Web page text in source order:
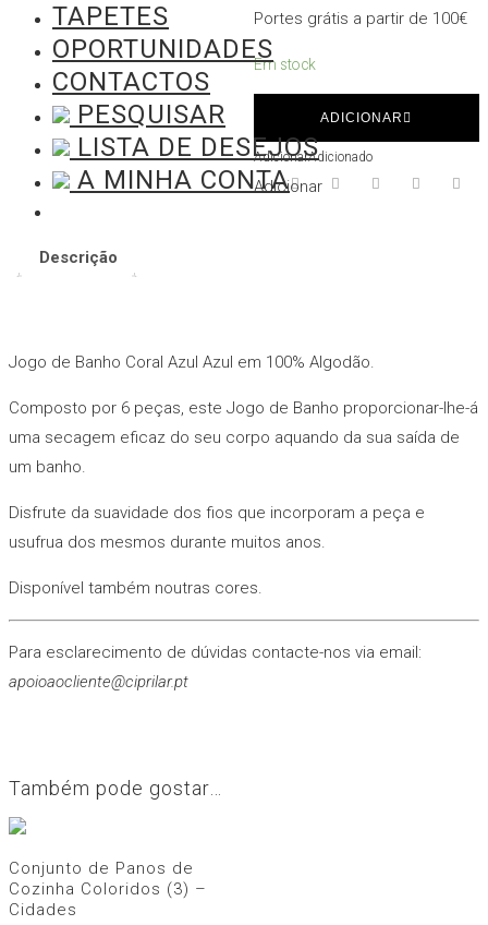
TAPETES
OPORTUNIDADES
CONTACTOS
PESQUISAR
LISTA DE DESEJOS
A MINHA CONTA
Portes grátis a partir de 100€
Em stock
de
Conjunto
de
ADICIONAR
AdicionarAdicionado
Adicionar
Descrição
Jogo de Banho Coral Azul Azul em 100% Algodão.
Composto por 6 peças, este Jogo de Banho proporcionar-lhe-á
uma secagem eficaz do seu corpo aquando da sua saída de
um banho.
Disfrute da suavidade dos fios que incorporam a peça e
usufrua dos mesmos durante muitos anos.
Disponível também noutras cores.
Para esclarecimento de dúvidas contacte-nos via email:
apoioaocliente@ciprilar.pt
Também pode gostar…
Conjunto de Panos de
Cozinha Coloridos (3) –
Cidades